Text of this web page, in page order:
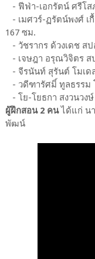
- ฟีฟ่า-เอกรัตน์ ศรีโส
- เมศวร์-ฏรัตน์พงศ์ เ
167 ซม.
- วัชรากร ด้วงเดช ส
- เจษฎา อรุณวิจิตร ส
- จีรนันท์ สุรันต์ โมเด
- วดีฑารัศมิ์ ทูลธรรม
- โย-โยธกา สงวนวง
ผู้ฝึกสอน 2 คนได้แก่ น
พัฒน์